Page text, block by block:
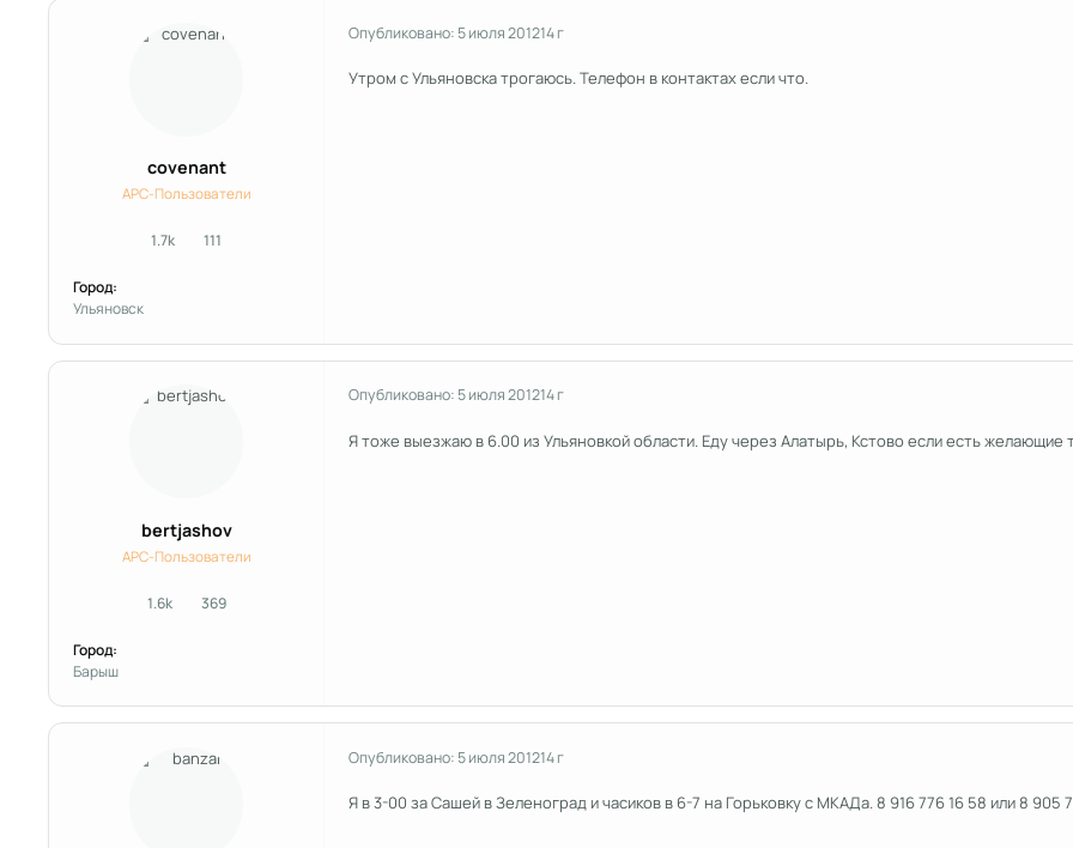
covenant
APC-Пользователи
1.7kсообщения
111Репутация
Город:
Ульяновск
Опубликовано: 5 июля 201214 г
Утром с Ульяновска трогаюсь. Телефон в контактах если что.
bertjashov
APC-Пользователи
1.6kсообщения
369Репутация
Город:
Барыш
Опубликовано: 5 июля 201214 г
Я тоже выезжаю в 6.00 из Ульяновкой области. Еду через Алатырь, Кстово если есть желающие
Опубликовано: 5 июля 201214 г
Я в 3-00 за Сашей в Зеленоград и часиков в 6-7 на Горьковку с МКАДа. 8 916 776 16 58 или 8 905